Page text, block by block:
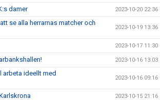
damer 2023-10-20 22:36
se alla herrarnas matcher och
2023-10-19 13:36
2023-10-17 11:30
2023-10-16 13:03
arbeta ideellt med
2023-10-16 09:16
2023-10-15 21:16